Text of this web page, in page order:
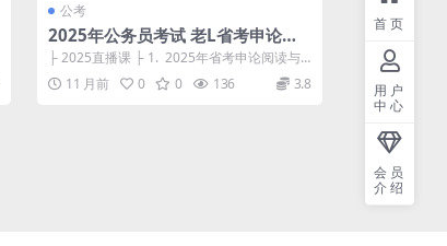
公考
2025年公务员考试 老L省考申论系
统课【福建广东海南】
├ 2025直播课 ├ 1. 2025年省考申论阅读与
概括（一）_2.mp4 ...
11 月前 0 0 136 3.8
首页
用户
中心
会员
介绍